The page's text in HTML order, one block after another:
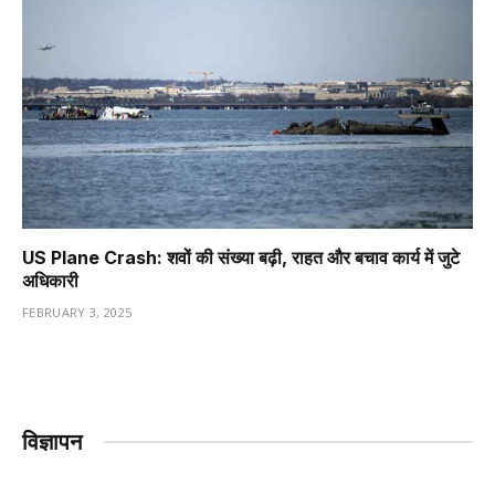
US Plane Crash: शवों की संख्या बढ़ी, राहत और बचाव कार्य में जुटे
अधिकारी
FEBRUARY 3, 2025
विज्ञापन